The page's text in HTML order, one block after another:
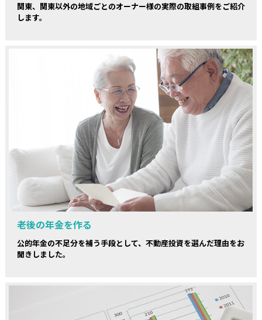
関東、関東以外の地域ごとのオーナー様の実際の取組事例をご紹介
します。
老後の年金を作る
公的年金の不足分を補う手段として、不動産投資を選んだ理由をお
聞きしました。